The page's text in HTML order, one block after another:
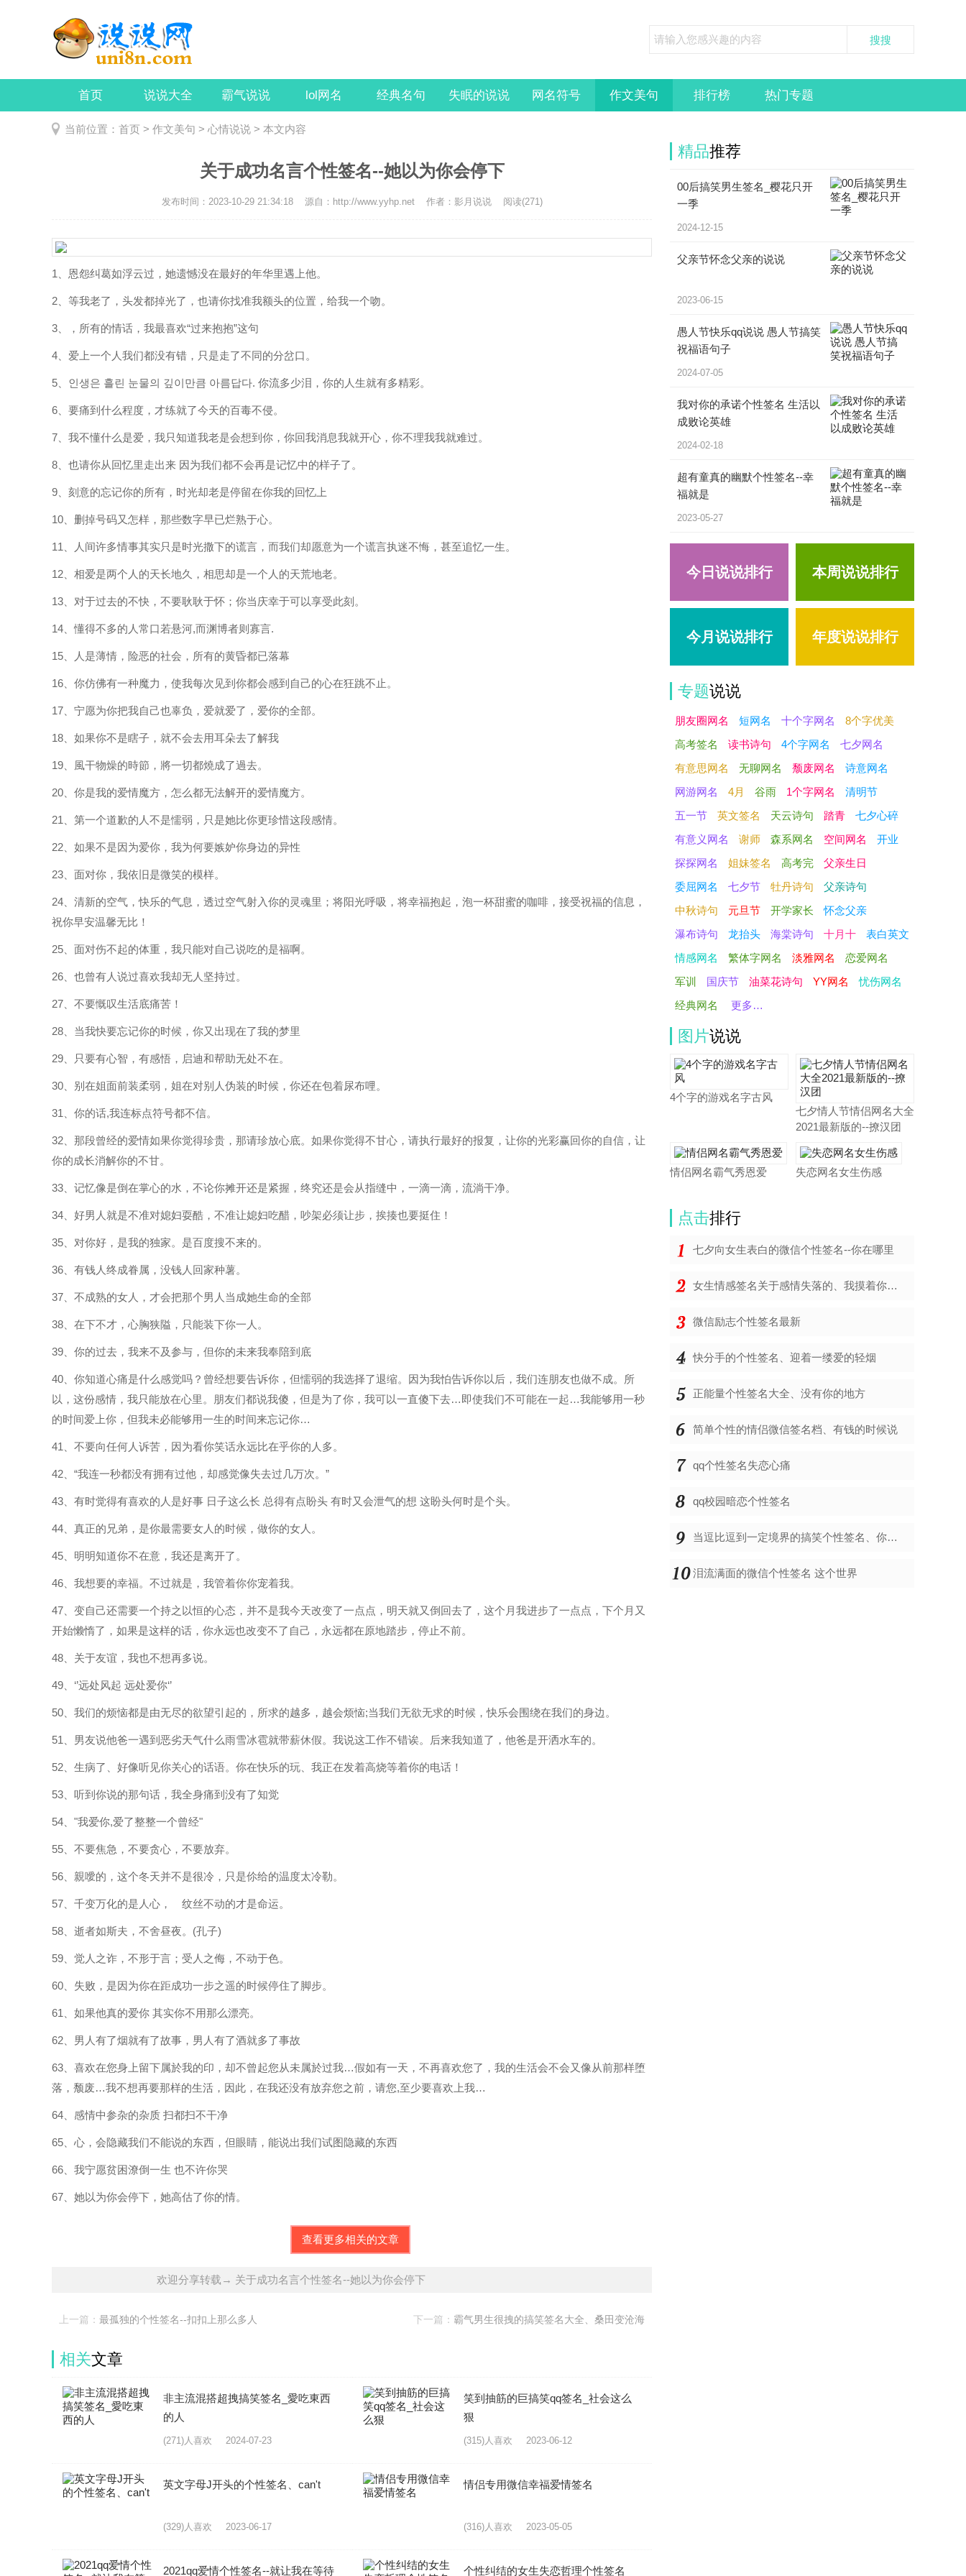
首页 说说大全 霸气说说 lol网名 经典名句 失眠的说说 网名符号 作文美句 排行榜 热门专题
当前位置： 首页 > 作文美句 > 心情说说 > 本文内容
关于成功名言个性签名--她以为你会停下
发布时间：2023-10-29 21:34:18 源自：http://www.yyhp.net 作者：影月说说 阅读(271)
1、恩怨纠葛如浮云过，她遗憾没在最好的年华里遇上他。
2、等我老了，头发都掉光了，也请你找准我额头的位置，给我一个吻。
3、，所有的情话，我最喜欢“过来抱抱”这句
4、爱上一个人我们都没有错，只是走了不同的分岔口。
5、인생은 흘린 눈물의 깊이만큼 아름답다. 你流多少泪，你的人生就有多精彩。
6、要痛到什么程度，才练就了今天的百毒不侵。
7、我不懂什么是爱，我只知道我老是会想到你，你回我消息我就开心，你不理我我就难过。
8、也请你从回忆里走出来 因为我们都不会再是记忆中的样子了。
9、刻意的忘记你的所有，时光却老是停留在你我的回忆上
10、删掉号码又怎样，那些数字早已烂熟于心。
11、人间许多情事其实只是时光撒下的谎言，而我们却愿意为一个谎言执迷不悔，甚至追忆一生。
12、相爱是两个人的天长地久，相思却是一个人的天荒地老。
13、对于过去的不快，不要耿耿于怀；你当庆幸于可以享受此刻。
14、懂得不多的人常口若悬河,而渊博者则寡言.
15、人是薄情，险恶的社会，所有的黄昏都已落幕
16、你仿佛有一种魔力，使我每次见到你都会感到自己的心在狂跳不止。
17、宁愿为你把我自己也辜负，爱就爱了，爱你的全部。
18、如果你不是瞎子，就不会去用耳朵去了解我
19、風干物燥的時節，將一切都燒成了過去。
20、你是我的爱情魔方，怎么都无法解开的爱情魔方。
21、第一个道歉的人不是懦弱，只是她比你更珍惜这段感情。
22、如果不是因为爱你，我为何要嫉妒你身边的异性
23、面对你，我依旧是微笑的模样。
24、清新的空气，快乐的气息，透过空气射入你的灵魂里；将阳光呼吸，将幸福抱起，泡一杯甜蜜的咖啡，接受祝福的信息，
祝你早安温馨无比！
25、面对伤不起的体重，我只能对自己说吃的是福啊。
26、也曾有人说过喜欢我却无人坚持过。
27、不要慨叹生活底痛苦！
28、当我快要忘记你的时候，你又出现在了我的梦里
29、只要有心智，有感悟，启迪和帮助无处不在。
30、别在姐面前装柔弱，姐在对别人伪装的时候，你还在包着尿布哩。
31、你的话,我连标点符号都不信。
32、那段曾经的爱情如果你觉得珍贵，那请珍放心底。如果你觉得不甘心，请执行最好的报复，让你的光彩赢回你的自信，让
你的成长消解你的不甘。
33、记忆像是倒在掌心的水，不论你摊开还是紧握，终究还是会从指缝中，一滴一滴，流淌干净。
34、好男人就是不准对媳妇耍酷，不准让媳妇吃醋，吵架必须让步，挨揍也要挺住！
35、对你好，是我的独家。是百度搜不来的。
36、有钱人终成眷属，没钱人回家种薯。
37、不成熟的女人，才会把那个男人当成她生命的全部
38、在下不才，心胸狭隘，只能装下你一人。
39、你的过去，我来不及参与，但你的未来我奉陪到底
40、你知道心痛是什么感觉吗？曾经想要告诉你，但懦弱的我选择了退缩。因为我怕告诉你以后，我们连朋友也做不成。所
以，这份感情，我只能放在心里。朋友们都说我傻，但是为了你，我可以一直傻下去…即使我们不可能在一起…我能够用一秒
的时间爱上你，但我未必能够用一生的时间来忘记你…
41、不要向任何人诉苦，因为看你笑话永远比在乎你的人多。
42、“我连一秒都没有拥有过他，却感觉像失去过几万次。”
43、有时觉得有喜欢的人是好事 日子这么长 总得有点盼头 有时又会泄气的想 这盼头何时是个头。
44、真正的兄弟，是你最需要女人的时候，做你的女人。
45、明明知道你不在意，我还是离开了。
46、我想要的幸福。不过就是，我管着你你宠着我。
47、变自己还需要一个持之以恒的心态，并不是我今天改变了一点点，明天就又倒回去了，这个月我进步了一点点，下个月又
开始懒惰了，如果是这样的话，你永远也改变不了自己，永远都在原地踏步，停止不前。
48、关于友谊，我也不想再多说。
49、‘’远处风起 远处爱你‘’
50、我们的烦恼都是由无尽的欲望引起的，所求的越多，越会烦恼;当我们无欲无求的时候，快乐会围绕在我们的身边。
51、男友说他爸一遇到恶劣天气什么雨雪冰雹就带薪休假。我说这工作不错诶。后来我知道了，他爸是开洒水车的。
52、生病了、好像听见你关心的话语。你在快乐的玩、我正在发着高烧等着你的电话！
53、听到你说的那句话，我全身痛到没有了知觉
54、"我爱你,爱了整整一个曾经"
55、不要焦急，不要贪心，不要放弃。
56、親噯的，这个冬天并不是很冷，只是伱给的温度太冷勒。
57、千变万化的是人心， 纹丝不动的才是命运。
58、逝者如斯夫，不舍昼夜。(孔子)
59、觉人之诈，不形于言；受人之侮，不动于色。
60、失败，是因为你在距成功一步之遥的时候停住了脚步。
61、如果他真的爱你 其实你不用那么漂亮。
62、男人有了烟就有了故事，男人有了酒就多了事故
63、喜欢在您身上留下属於我的印，却不曾起您从未属於过我…假如有一天，不再喜欢您了，我的生活会不会又像从前那样堕
落，颓废…我不想再要那样的生活，因此，在我还没有放弃您之前，请您,至少要喜欢上我…
64、感情中参杂的杂质 扫都扫不干净
65、心，会隐藏我们不能说的东西，但眼睛，能说出我们试图隐藏的东西
66、我宁愿贫困潦倒一生 也不许你哭
67、她以为你会停下，她高估了你的情。
查看更多相关的文章
欢迎分享转载→ 关于成功名言个性签名--她以为你会停下
上一篇： 最孤独的个性签名--扣扣上那么多人 下一篇： 霸气男生很拽的搞笑签名大全、桑田变沧海
相关文章
非主流混搭超拽搞笑签名_愛吃東西
的人
(271)人喜欢 2024-07-23
笑到抽筋的巨搞笑qq签名_社会这么
狠
(315)人喜欢 2023-06-12
英文字母J开头的个性签名、can't
(329)人喜欢 2023-06-17
情侣专用微信幸福爱情签名
(316)人喜欢 2023-05-05
2021qq爱情个性签名--就让我在等待 个性纠结的女生失恋哲理个性签名_
精品推荐
00后搞笑男生签名_樱花只开
一季
2024-12-15
父亲节怀念父亲的说说
2023-06-15
愚人节快乐qq说说 愚人节搞笑
祝福语句子
2024-07-05
我对你的承诺个性签名 生活以
成败论英雄
2024-02-18
超有童真的幽默个性签名--幸
福就是
2023-05-27
今日说说排行 本周说说排行
今月说说排行 年度说说排行
专题说说
朋友圈网名 短网名 十个字网名
8个字优美
高考签名
读书诗句 4个字网名
七夕网名
有意思网名
无聊网名 颓废网名
诗意网名
网游网名
4月 谷雨 1个字网名
清明节
五一节
英文签名 天云诗句 踏青
七夕心碎
有意义网名
谢师 森系网名 空间网名
开业
探探网名
姐妹签名 高考完
父亲生日
委屈网名
七夕节 牡丹诗句
父亲诗句
中秋诗句
元旦节 开学家长
怀念父亲
瀑布诗句
龙抬头 海棠诗句 十月十
表白英文
情感网名
繁体字网名 淡雅网名
恋爱网名
军训
国庆节 油菜花诗句 YY网名
忧伤网名
经典网名
更多…
图片说说
4个字的游戏名字古风
七夕情人节情侣网名大全
2021最新版的--撩汉团
情侣网名霸气秀恩爱 失恋网名女生伤感
点击排行
七夕向女生表白的微信个性签名--你在哪里
女生情感签名关于感情失落的、我摸着你的手
微信励志个性签名最新
快分手的个性签名、迎着一缕爱的轻烟
正能量个性签名大全、没有你的地方
简单个性的情侣微信签名档、有钱的时候说
qq个性签名失恋心痛
qq校园暗恋个性签名
当逗比逗到一定境界的搞笑个性签名、你以为你是谁
泪流满面的微信个性签名 这个世界